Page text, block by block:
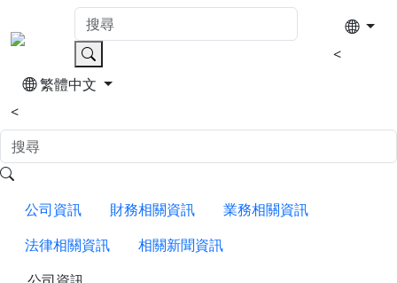
<
繁體中文
<
公司資訊 財務相關資訊
業務相關資訊
法律相關資訊
相關新聞資訊